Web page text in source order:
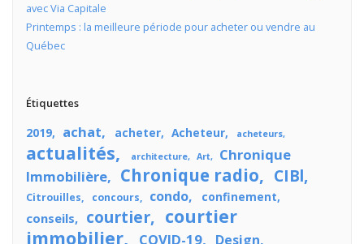
avec Via Capitale
Printemps : la meilleure période pour acheter ou vendre au
Québec
Étiquettes
2019 achat acheter Acheteur acheteurs
actualités architecture Art
Chronique
Immobilière
Chronique radio CIBl
Citrouilles concours condo confinement
conseils courtier
courtier
immobilier
COVID-19 Design